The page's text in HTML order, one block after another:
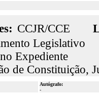
CCJR/CCE
Legislativo
Expediente
de Constituição,
Autógrafo:
-